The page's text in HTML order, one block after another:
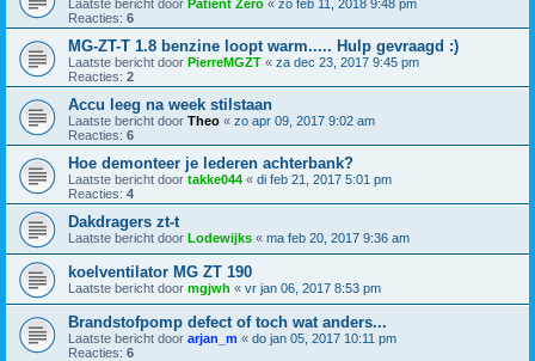
Laatste bericht door Patient Zero « zo feb 11, 2018 9:48 pm
Reacties: 6
MG-ZT-T 1.8 benzine loopt warm..... Hulp gevraagd :)
Laatste bericht door PierreMGZT « za dec 23, 2017 9:45 pm
Reacties: 2
Accu leeg na week stilstaan
Laatste bericht door Theo « zo apr 09, 2017 9:02 am
Reacties: 6
Hoe demonteer je lederen achterbank?
Laatste bericht door takke044 « di feb 21, 2017 5:01 pm
Reacties: 4
Dakdragers zt-t
Laatste bericht door Lodewijks « ma feb 20, 2017 9:36 am
koelventilator MG ZT 190
Laatste bericht door mgjwh « vr jan 06, 2017 8:53 pm
Brandstofpomp defect of toch wat anders...
Laatste bericht door arjan_m « do jan 05, 2017 10:11 pm
Reacties: 6